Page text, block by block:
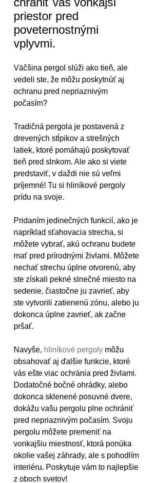
priestor pred
poveternostnými
vplyvmi.
Väčšina pergol slúži ako tieň, ale
vedeli ste, že môžu poskytnúť aj
ochranu pred nepriaznivým
počasím?
Tradičná pergola je postavená z
drevených stĺpikov a strešných
latiek, ktoré pomáhajú poskytovať
tieň pred slnkom. Ale ako si viete
predstaviť, v daždi nie sú veľmi
príjemné! Tu si hliníkové pergoly
prídu na svoje.
Pridaním jedinečných funkcií, ako je
napríklad sťahovacia strecha, si
môžete vybrať, akú ochranu budete
mať pred prírodnými živlami. Môžete
nechať strechu úplne otvorenú, aby
ste získali pekné slnečné miesto na
sedenie, čiastočne ju zavrieť, aby
ste vytvorili zatienenú zónu, alebo ju
dokonca úplne zavrieť, ak začne
pršať.
Navyše, hliníkové pergoly môžu
obsahovať aj ďalšie funkcie, ktoré
vás ešte viac ochránia pred živlami.
Dodatočné bočné ohrádky, alebo
dokonca sklenené posuvné dvere,
dokážu vašu pergolu plne ochrániť
pred nepriaznivým počasím. Svoju
pergolu môžete premeniť na
vonkajšiu miestnosť, ktorá ponúka
okolie vašej záhrady, ale s pohodlím
interiéru. Poskytuje vám to najlepšie
z oboch svetov!